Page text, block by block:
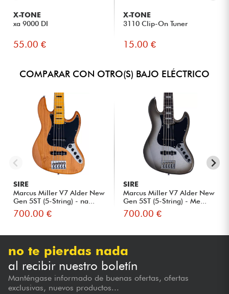
X-TONE
xa 9000 DI
55.00 €
X-TONE
3110 Clip-On Tuner
15.00 €
COMPARAR CON OTRO(S) BAJO ELÉCTRICO
SIRE
Marcus Miller V7 Alder New
Gen 5ST (5-String) - na...
700.00 €
SIRE
Marcus Miller V7 Alder New
Gen 5ST (5-String) - Me...
700.00 €
no te pierdas nada
al recibir nuestro boletín
Manténgase informado de buenas ofertas, ofertas
exclusivas, nuevos productos...